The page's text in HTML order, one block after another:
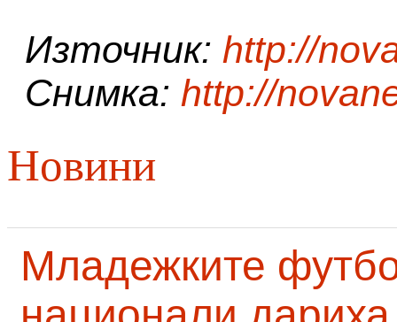
Източник: http://
Снимка: http://
Новини
Младежките